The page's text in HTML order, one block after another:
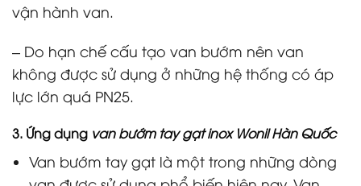
vận hành van.
– Do hạn chế cấu tạo van bướm nên van
không được sử dụng ở những hệ thống có áp
lực lớn quá PN25.
3. Ứng dụng van bướm tay gạt inox Wonil Hàn Quốc
Van bướm tay gạt là một trong những dòng